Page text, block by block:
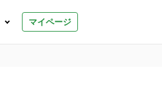
マイページ